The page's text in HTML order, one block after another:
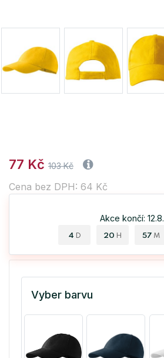
77 Kč 103 Kč
Cena bez DPH: 64 Kč
Akce končí: 12.8.
4 D 20 H 57 M
Vyber barvu